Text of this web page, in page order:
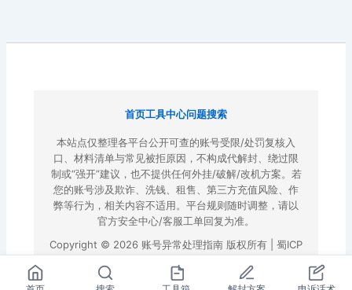
首页工具中心问题搜索
本站点仅整理各平台公开可查的账号受限/处罚复核入
口、材料清单与常见被拒原因，不构成代解封、绕过限
制或“强开”建议，也不提供任何外挂/破解/改机方案。若
您的账号涉及欺诈、洗钱、租售、第三方充值风险、作
弊等行为，相关内容不适用。平台规则随时调整，请以
官方安全中心/客服工单回复为准。
Copyright © 2026 账号异常处理指南 版权所有 | 蜀ICP